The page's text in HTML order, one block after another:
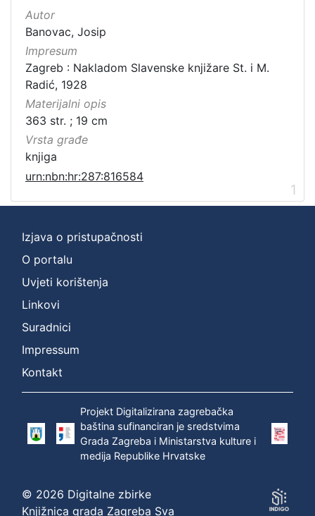
Autor
Banovac, Josip
Impresum
Zagreb : Nakladom Slavenske knjižare St. i M.
Radić, 1928
Materijalni opis
363 str. ; 19 cm
Vrsta građe
knjiga
urn:nbn:hr:287:816584
1
Izjava o pristupačnosti
O portalu
Uvjeti korištenja
Linkovi
Suradnici
Impressum
Kontakt
Projekt Digitalizirana zagrebačka
baština sufinanciran je sredstvima
Grada Zagreba i Ministarstva kulture i
medija Republike Hrvatske
© 2026 Digitalne zbirke
Knjižnica grada Zagreba Sva